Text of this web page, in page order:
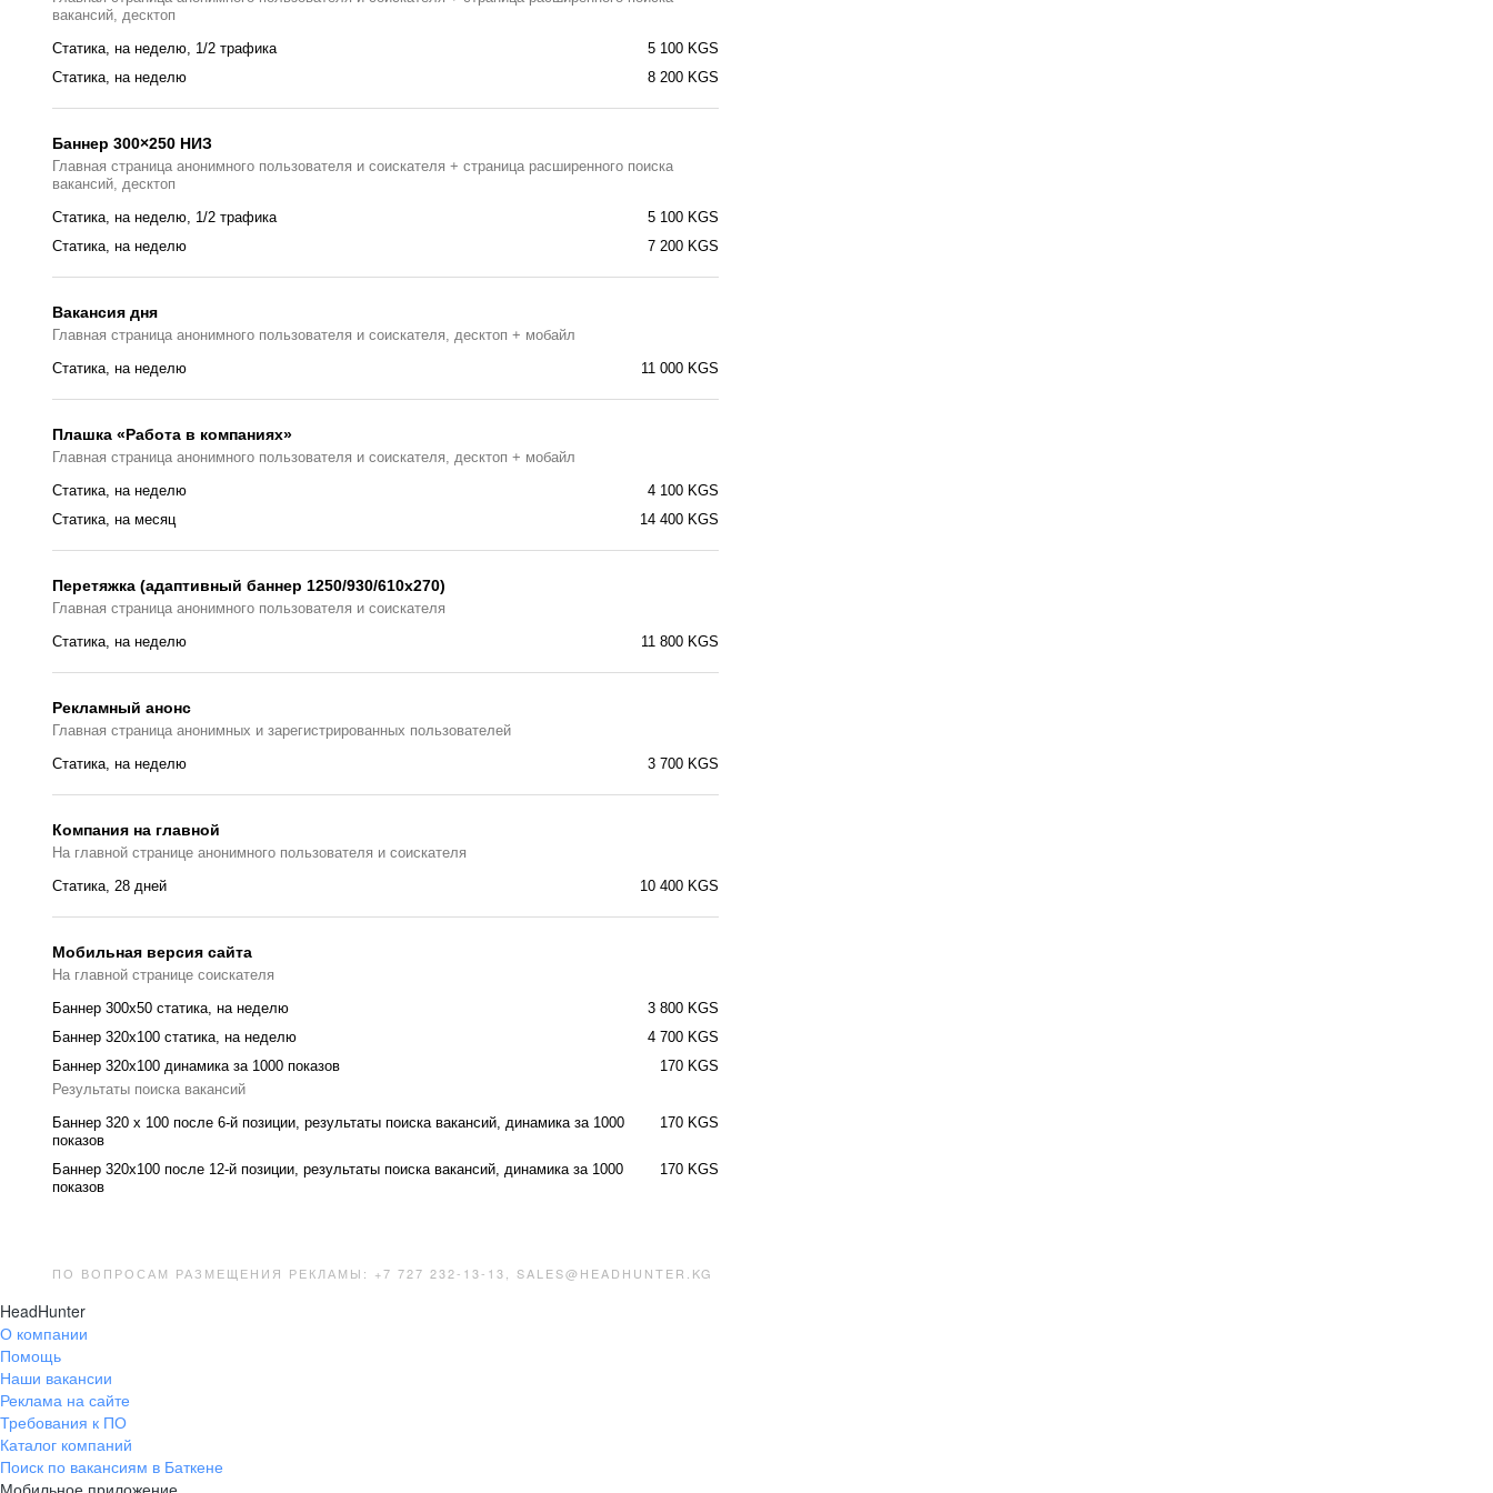
вакансий, десктоп
5 100 KGS
Статика, на неделю, 1/2 трафика
8 200 KGS
Статика, на неделю
Баннер 300×250 НИЗ
Главная страница анонимного пользователя и соискателя + страница расширенного поиска
вакансий, десктоп
5 100 KGS
Статика, на неделю, 1/2 трафика
7 200 KGS
Статика, на неделю
Вакансия дня
Главная страницa анонимного пользователя и соискателя, десктоп + мобайл
11 000 KGS
Статика, на неделю
Плашка «Работа в компаниях»
Главная страницa анонимного пользователя и соискателя, десктоп + мобайл
4 100 KGS
Статика, на неделю
14 400 KGS
Статика, на месяц
Перетяжка (адаптивный баннер 1250/930/610х270)
Главная страницa анонимного пользователя и соискателя
11 800 KGS
Статика, на неделю
Рекламный анонс
Главная страница анонимных и зарегистрированных пользователей
3 700 KGS
Статика, на неделю
Компания на главной
На главной странице анонимного пользователя и соискателя
10 400 KGS
Статика, 28 дней
Мобильная версия сайта
На главной странице соискателя
3 800 KGS
Баннер 300x50 статика, на неделю
4 700 KGS
Баннер 320x100 статика, на неделю
170 KGS
Баннер 320x100 динамика за 1000 показов
Результаты поиска вакансий
170 KGS
Баннер 320 x 100 после 6-й позиции, результаты поиска вакансий, динамика за 1000
показов
170 KGS
Баннер 320x100 после 12-й позиции, результаты поиска вакансий, динамика за 1000
показов
ПО ВОПРОСАМ РАЗМЕЩЕНИЯ РЕКЛАМЫ: +7 727 232-13-13, SALES@HEADHUNTER.KG
HeadHunter
О компании
Помощь
Наши вакансии
Реклама на сайте
Требования к ПО
Каталог компаний
Поиск по вакансиям в Баткене
Мобильное приложение